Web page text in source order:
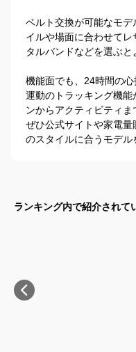
ベルト交換が可能なモ
イルや場面に合わせて
タルバンドなどを選ぶと
機能面でも、24時間の心
運動のトラッキング機
ンからアクティビティま
ぜひ公式サイトや家電
のスタイルに合うモデル
ランキング内で紹介されて